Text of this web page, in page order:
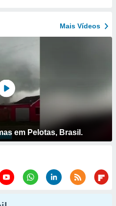
Mais Vídeos
em Pelotas, Brasil.